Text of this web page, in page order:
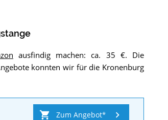
ausfindig machen: ca. 35 €. Die
konnten wir für die Kronenburg
Zum Angebot